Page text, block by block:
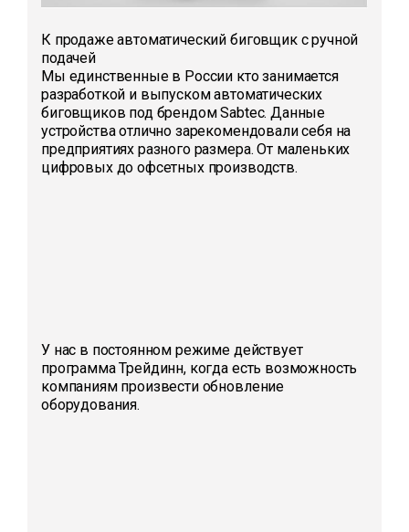
К продаже автоматический биговщик с ручной
подачей
Мы единственные в России кто занимается
разработкой и выпуском автоматических
биговщиков под брендом Sabtec. Данные
устройства отлично зарекомендовали себя на
предприятиях разного размера. От маленьких
цифровых до офсетных производств.
У нас в постоянном режиме действует
программа Трейдинн, когда есть возможность
компаниям произвести обновление
оборудования.